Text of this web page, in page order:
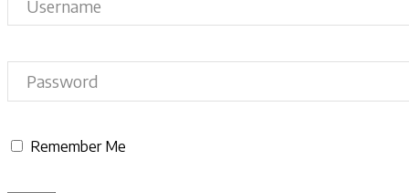
Remember Me